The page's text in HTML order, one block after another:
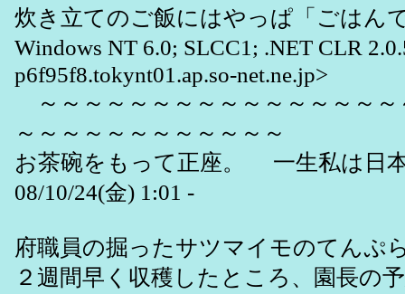
炊き立てのご飯にはやっぱ「ごはん
Windows NT 6.0; SLCC1; .NET CLR
p6f95f8.tokynt01.ap.so-net.ne.jp>
～～～～～～～～～～～～～～～～
～～～～～～～～～～～～
お茶碗をもって正座。 一生私は日
08/10/24(金) 1:01 -
府職員の掘ったサツマイモのてんぷ
２週間早く収穫したところ、園長の